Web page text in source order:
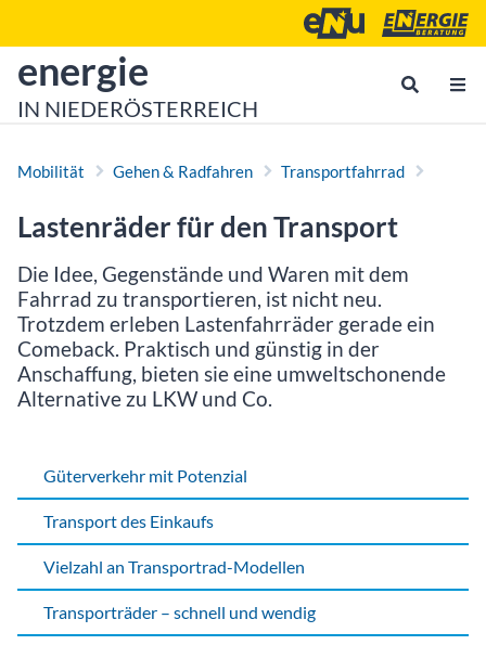
Energie- und
zur Startseite von
energie
IN NIEDERÖSTERREICH
Mobilität Gehen & Radfahren Transportfahrrad
Lastenräder für den Transport
Die Idee, Gegenstände und Waren mit dem
Fahrrad zu transportieren, ist nicht neu.
Trotzdem erleben Lastenfahrräder gerade ein
Comeback. Praktisch und günstig in der
Anschaffung, bieten sie eine umweltschonende
Alternative zu LKW und Co.
Güterverkehr mit Potenzial
Transport des Einkaufs
Vielzahl an Transportrad-Modellen
Transporträder – schnell und wendig